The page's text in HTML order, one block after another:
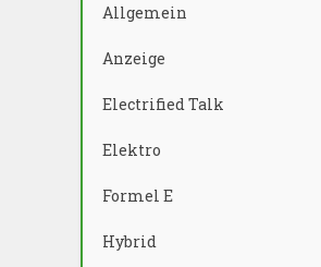
Allgemein
Anzeige
Electrified Talk
Elektro
Formel E
Hybrid